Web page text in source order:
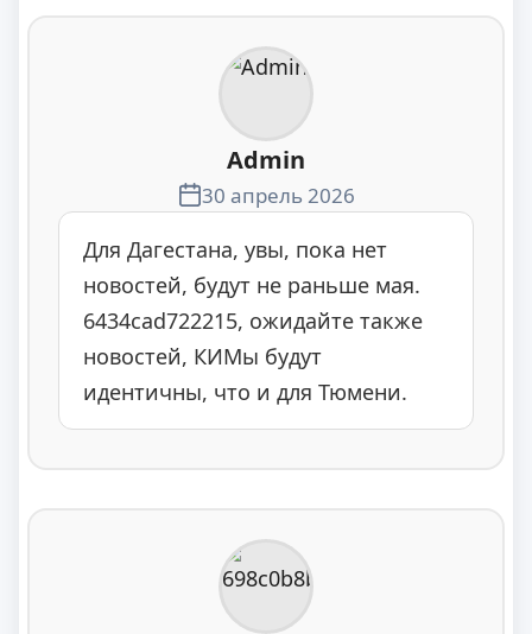
Admin
30 апрель 2026
Для Дагестана, увы, пока нет
новостей, будут не раньше мая.
6434cad722215, ожидайте также
новостей, КИМы будут
идентичны, что и для Тюмени.